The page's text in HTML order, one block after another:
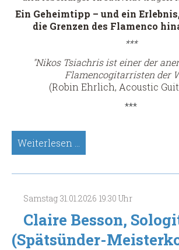
Ein Geheimtipp – und ein
die Grenzen des Flamenco
***
"Nikos Tsiachris ist einer der
Flamencogitarristen der
(Robin Ehrlich, Acoustic
***
Weiterlesen …
Nikos
Tsiachris,
Samstag 31.01.2026 19:30 Uhr
Claire Besson,
(Spätsünder-